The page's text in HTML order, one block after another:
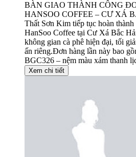
BÀN GIAO THÀNH CÔNG
HANSOO COFFEE – CƯ XÁ
Thất Sơn Kim tiếp tục hoàn
HanSoo Coffee tại Cư Xá Bắc
không gian cà phê hiện đại, tối
ấn riêng.Đơn hàng lần này bao
BGC326 – nệm màu xám thanh
Xem chi tiết